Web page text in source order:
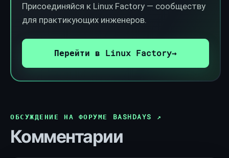
Присоединяйся к Linux Factory — сообществу
для практикующих инженеров.
Перейти в Linux Factory→
ОБСУЖДЕНИЕ НА ФОРУМЕ BASHDAYS ↗
Комментарии